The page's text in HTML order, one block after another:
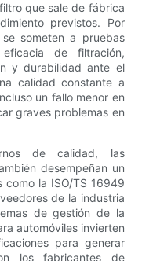
que sale de fábrica
previstos. Por
someten a pruebas
de filtración,
y durabilidad ante el
calidad constante a
un fallo menor en
graves problemas en
de calidad, las
desempeñan un
como la ISO/TS 16949
de la industria
de gestión de la
automóviles invierten
para generar
los fabricantes de